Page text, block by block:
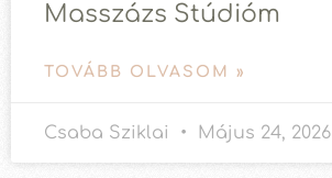
Masszázs Stúdióm
TOVÁBB OLVASOM »
Csaba Sziklai Május 24, 2026